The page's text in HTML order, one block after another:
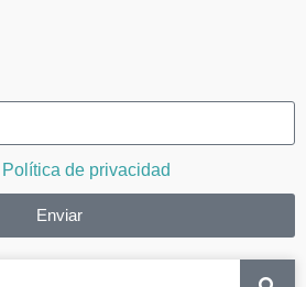
Política de privacidad
Enviar